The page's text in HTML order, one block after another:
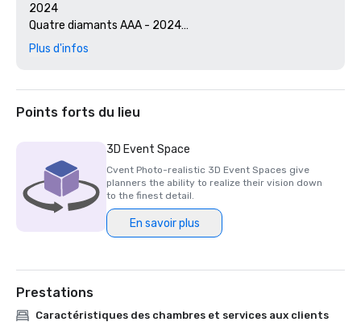
2024
Quatre diamants AAA - 2024
Smart Meetings - Lauréat du prix Platinum Choice 2024
Prix Northstar Stella 2025 : finaliste dans la catégorie
« Meilleur personnel de soutien sur site »
hôtel/centre de villégiature »
Prix Northstar Stella 2024 - Médaille de bronze, « Meilleur
personnel de soutien sur site »
Prix Northstar Stella 2024 - Finaliste dans la catégorie
« Meilleur espace événementiel dans un hôtel/centre de
Plus d'infos
Points forts du lieu
3D Event Space
Cvent Photo-realistic 3D Event Spaces give
planners the ability to realize their vision down
to the finest detail.
En savoir plus
Prestations
Caractéristiques des chambres et services aux clients